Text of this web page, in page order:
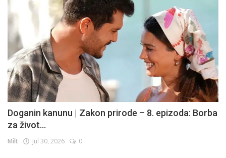
Doganin kanunu | Zakon prirode – 8. epizoda: Borba
za život...
Milt Jul 30, 2026 0